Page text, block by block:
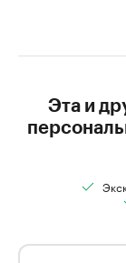
Эта и